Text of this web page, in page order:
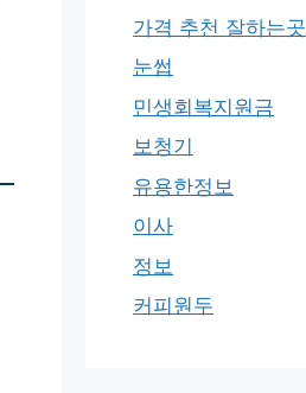
가격 추천 잘하는곳
눈썹
민생회복지원금
보청기
유용한정보
이사
정보
커피원두